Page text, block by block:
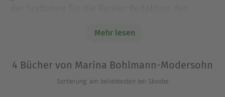
sie nach London, München und Hamburg. Marina
Kinder und lebt heute als freie Autorin bei
Bremen.
Mehr lesen
4 Bücher von Marina Bohlmann-Modersohn
Sortierung: am beliebtesten bei Skoobe